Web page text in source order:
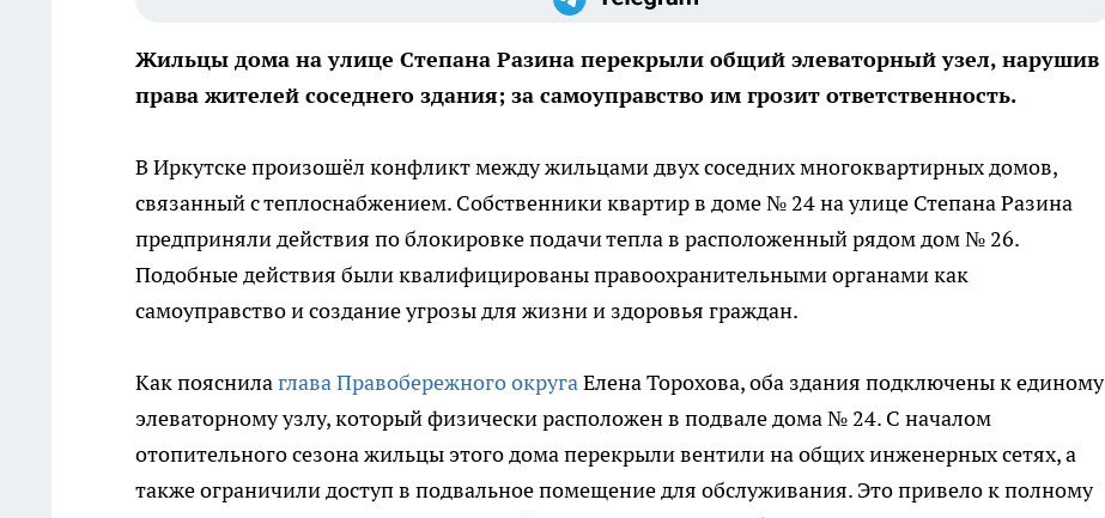
Жильцы дома на улице Степана Разина перекрыли общий элеваторный узел, нарушив
права жителей соседнего здания; за самоуправство им грозит ответственность.
В Иркутске произошёл конфликт между жильцами двух соседних многоквартирных домов,
связанный с теплоснабжением. Собственники квартир в доме № 24 на улице Степана Разина
предприняли действия по блокировке подачи тепла в расположенный рядом дом № 26.
Подобные действия были квалифицированы правоохранительными органами как
самоуправство и создание угрозы для жизни и здоровья граждан.
Как пояснилаглава Правобережного округаЕлена Торохова, оба здания подключены к единому
элеваторному узлу, который физически расположен в подвале дома № 24. С началом
отопительного сезона жильцы этого дома перекрыли вентили на общих инженерных сетях, а
также ограничили доступ в подвальное помещение для обслуживания. Это привело к полному